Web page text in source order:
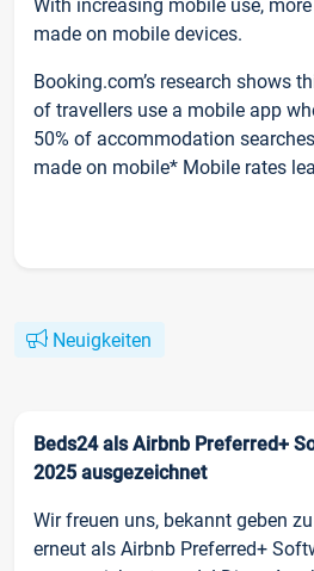
With increasing mobile use,
made on mobile devices.
Booking.com’s research shows
of travellers use a mobile app
50% of accommodation
made on mobile* Mobile rates
Neuigkeiten
Beds24 als Airbnb Preferred+
2025 ausgezeichnet
Wir freuen uns, bekannt geben
erneut als Airbnb Preferred+